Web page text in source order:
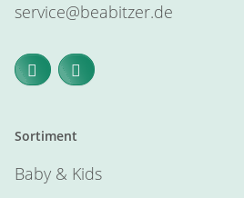
service@beabitzer.de
Sortiment
Baby & Kids